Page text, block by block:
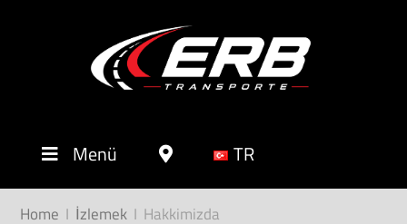
Menü TR
Home I İzlemek I Hakkimizda